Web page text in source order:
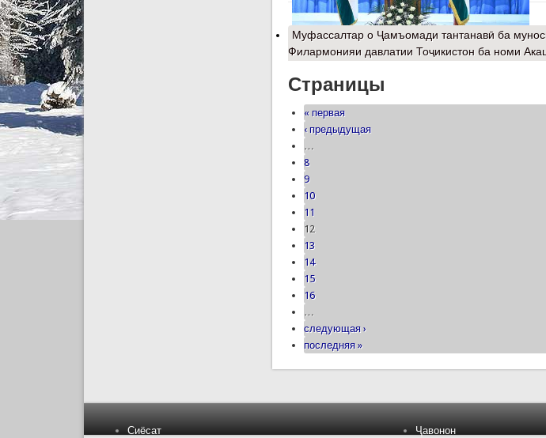
Муфассалтар о Ҷамъомади тантанавӣ ба
Филармонияи давлатии Тоҷикистон ба номи
Страницы
« первая
‹ предыдущая
…
8
9
10
11
12
13
14
15
16
…
следующая ›
последняя »
Сиёсат Ҷавонон